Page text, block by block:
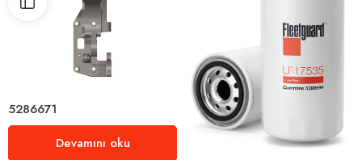
5286671
Devamını oku